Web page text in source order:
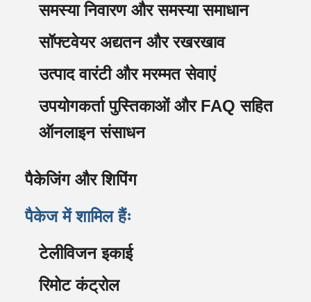
समस्या निवारण और समस्या समाधान
सॉफ्टवेयर अद्यतन और रखरखाव
उत्पाद वारंटी और मरम्मत सेवाएं
उपयोगकर्ता पुस्तिकाओं और FAQ सहित
ऑनलाइन संसाधन
पैकेजिंग और शिपिंग
पैकेज में शामिल हैंः
टेलीविजन इकाई
रिमोट कंट्रोल